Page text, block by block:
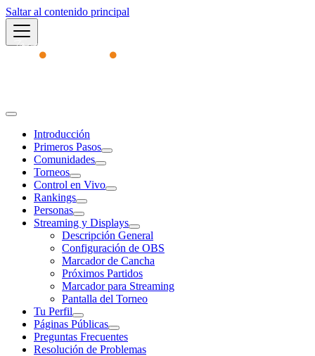
Saltar al contenido principal
Introducción
Primeros Pasos
Comunidades
Torneos
Control en Vivo
Rankings
Personas
Streaming y Displays
Descripción General
Configuración de OBS
Marcador de Cancha
Próximos Partidos
Marcador para Streaming
Pantalla del Torneo
Tu Perfil
Páginas Públicas
Preguntas Frecuentes
Resolución de Problemas